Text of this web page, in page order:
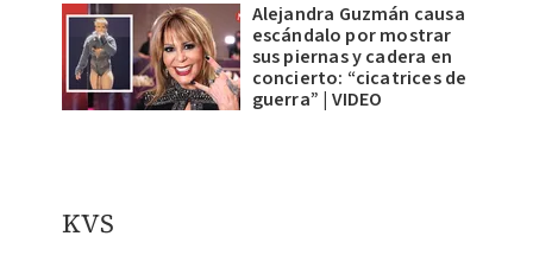
Alejandra Guzmán causa
escándalo por mostrar
sus piernas y cadera en
concierto: “cicatrices de
guerra” | VIDEO
KVS